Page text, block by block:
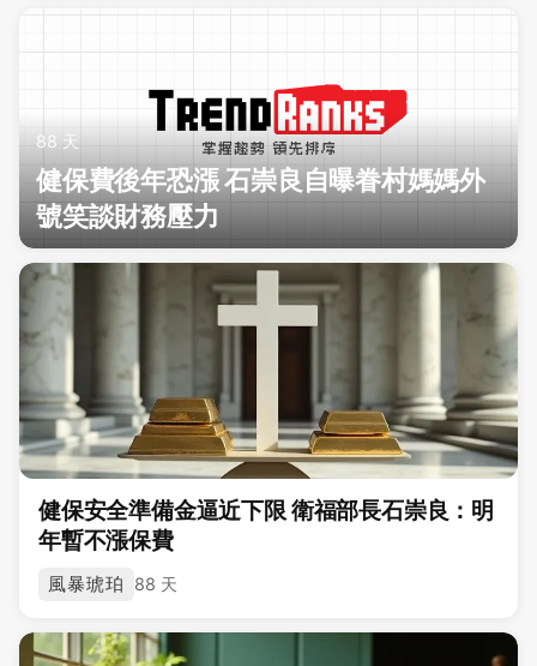
88 天
健保費後年恐漲 石崇良自曝眷村媽媽外
號笑談財務壓力
健保安全準備金逼近下限 衛福部長石崇良：明
年暫不漲保費
風暴琥珀 88 天